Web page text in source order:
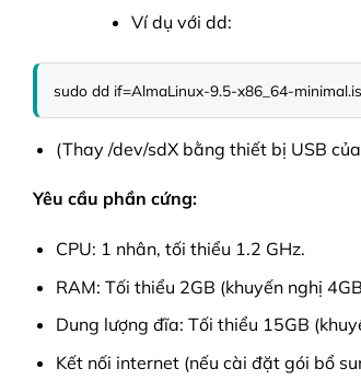
Ví dụ với dd:
sudo dd if=AlmaLinux-9.5-x86_64-
(Thay /dev/sdX bằng thiết bị USB
Yêu cầu phần cứng:
CPU: 1 nhân, tối thiểu 1.2 GHz.
RAM: Tối thiểu 2GB (khuyến nghị
Dung lượng đĩa: Tối thiểu 15GB
Kết nối internet (nếu cài đặt gói bổ